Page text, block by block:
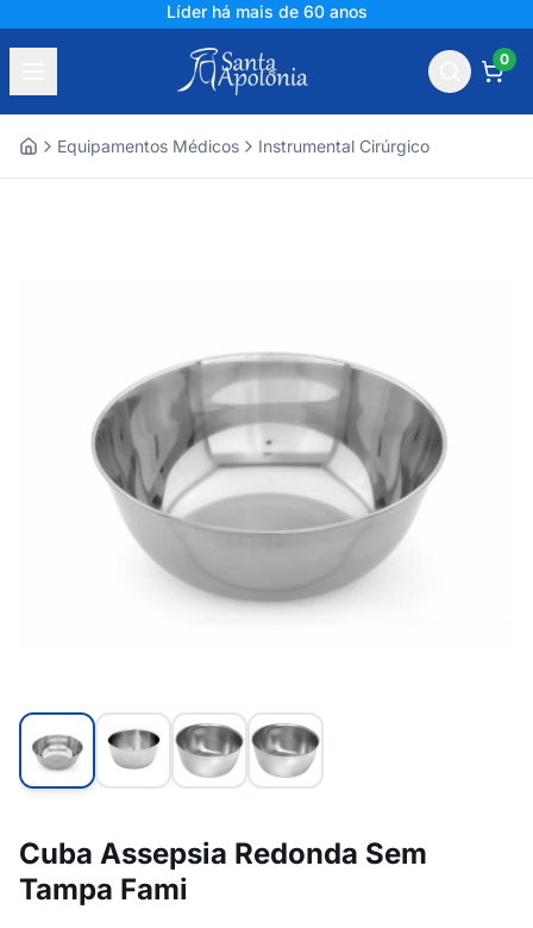
Líder há mais de 60 anos
0
Equipamentos Médicos Instrumental Cirúrgico
Cuba Assepsia Redonda Sem
Tampa Fami